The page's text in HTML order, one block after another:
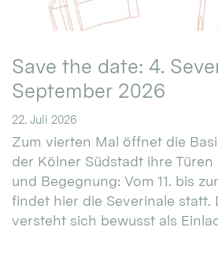
Save the date: 4.
September 2026
22. Juli 2026
Zum vierten Mal öffnet die
der Kölner Südstadt ihre Türen
und Begegnung: Vom 11. bis
findet hier die Severinale statt.
versteht sich bewusst als